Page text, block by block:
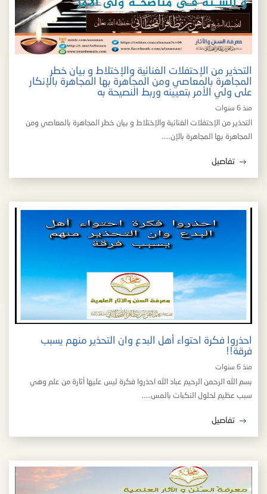
التحذير من الإحتفلات الغنائية والإختلاط و بيان خطر
المجاهرة بالمعاصي ومن المجاهرة بها المجاهرة بالإنكار
على ولي الأمر بتعيينه وربط النصيحة به
منذ 6 سنوات
التحذير من الإحتفلات الغنائية والإختلاط و بيان خطر المجاهرة بالمعاصي ومن
المجاهرة بها المجاهرة بالإن.....
تفاصيل
احذروا فكرة احتواء أهل البدع وان التحذير منهم يسبب
فرقة!!
منذ 6 سنوات
بسم الله الرحمن الرحيم عباد الله احذروا فكرة ليس عليها أثارة من علم وهي
سبب عظيم لحلول النكبات بالمس.....
تفاصيل